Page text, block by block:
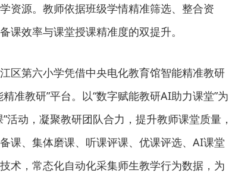
资源。教师依据班级学情精准筛选、整合资
课效率与课堂授课精准度的双提升。
区第六小学凭借中央电化教育馆智能精准教研
准教研”平台。以“数字赋能教研AI助力课堂”为
活动，凝聚教研团队合力，提升教师课堂质量，
课、集体磨课、听课评课、优课评选、AI课堂
术，常态化自动化采集师生教学行为数据，为